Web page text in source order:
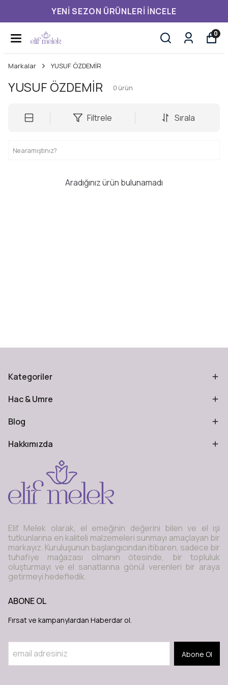
YENI SEZON ÜRÜNLERI İNCELE
0
Markalar YUSUF ÖZDEMİR
YUSUF ÖZDEMİR 0 ürün
Filtrele Sırala
Aradığınız ürün bulunamadı
Kategoriler
Hac & Umre
Blog
Hakkımızda
Elif Melek olarak, el emeğinin değerini bilen ve el işi
tutkunlarına en kaliteli malzemeleri sunmayı amaçlayan bir
markayız. Kuruluşunun başlangıcından itibaren, sadece bir
tuhafiye mağazası olmanın ötesinde, bir topluluk
oluşturmayı ve el sanatlarına gönül verenleri bir araya
getirmeyi hedefledik.
ABONE OL
Fırsat ve kampanylardan Haberdar ol.
Abone Ol